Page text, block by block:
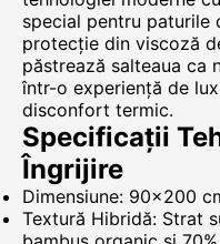
special pentru paturile
protecție din viscoză
păstrează salteaua ca
într-o experiență de
disconfort termic.
Specificații
Îngrijire
Dimensiune: 90x200
Textură Hibridă: Strat